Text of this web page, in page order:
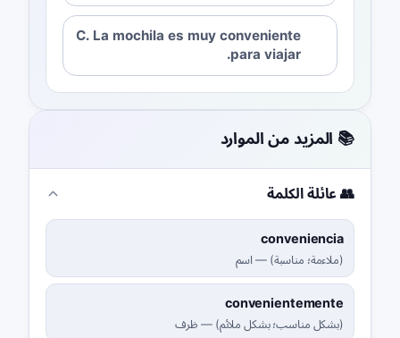
C. La mochila es muy conveniente
para viajar.
📚 المزيد من الموارد
👥 عائلة الكلمة
conveniencia
(ملاءمة؛ مناسبة)
—اسم
convenientemente
(بشكل مناسب؛ بشكل ملائم)
—ظرف